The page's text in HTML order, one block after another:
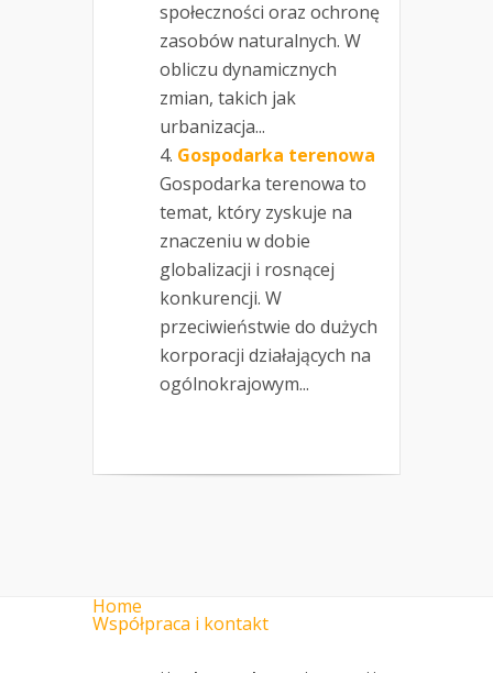
społeczności oraz ochronę
zasobów naturalnych. W
obliczu dynamicznych
zmian, takich jak
urbanizacja...
Gospodarka terenowa
Gospodarka terenowa to
temat, który zyskuje na
znaczeniu w dobie
globalizacji i rosnącej
konkurencji. W
przeciwieństwie do dużych
korporacji działających na
ogólnokrajowym...
Home
Współpraca i kontakt